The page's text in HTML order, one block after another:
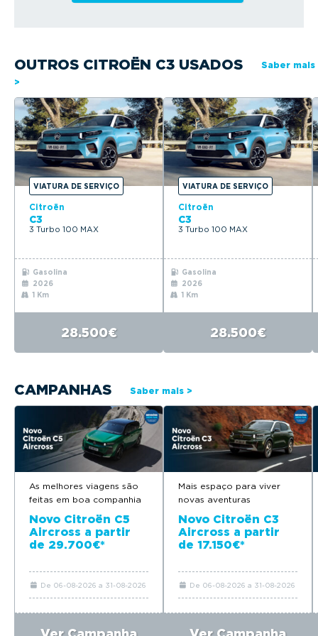
OUTROS CITROËN C3 USADOS
Saber mais
>
VIATURA DE SERVIÇO
Citroën
C3
3 Turbo 100 MAX
Gasolina
2026
1 Km
28.500€
VIATURA DE SERVIÇO
Citroën
C3
3 Turbo 100 MAX
Gasolina
2026
1 Km
28.500€
CAMPANHAS Saber mais >
As melhores viagens são
feitas em boa companhia
Novo Citroën C5
Aircross a partir
de 29.700€*
De 06-08-2026 a 31-08-2026
Mais espaço para viver
novas aventuras
Novo Citroën C3
Aircross a partir
de 17.150€*
De 06-08-2026 a 31-08-2026